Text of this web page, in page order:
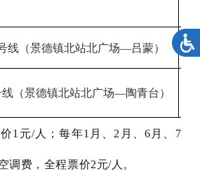
线（景德镇北站北广场—吕蒙）
线（景德镇北站北广场—陶青台 ）
1元/人；每年1月、2月、6月、7
调费，全程票价2元/人。